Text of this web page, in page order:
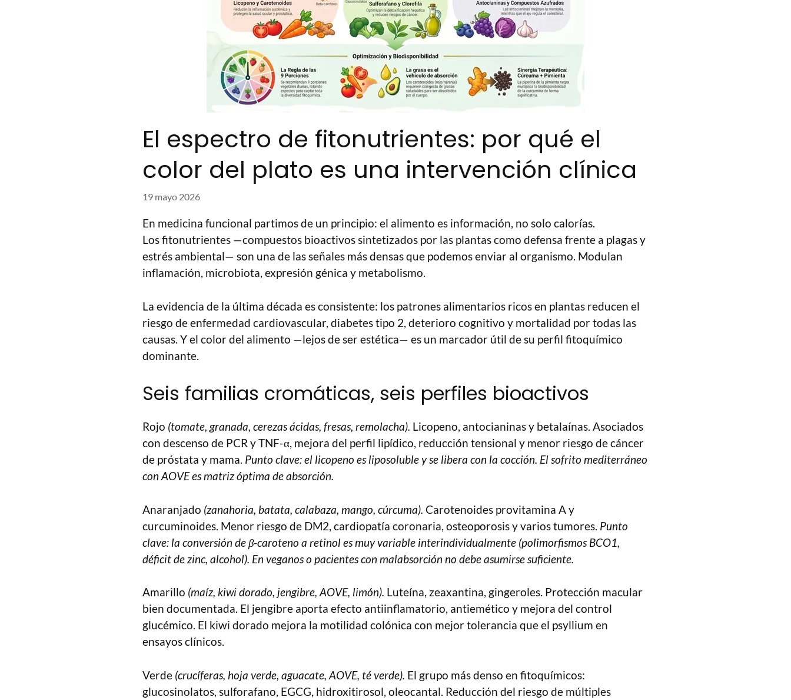
El espectro de fitonutrientes: por qué el
color del plato es una intervención clínica
19 mayo 2026
En medicina funcional partimos de un principio: el alimento es información, no solo calorías.
Los fitonutrientes —compuestos bioactivos sintetizados por las plantas como defensa frente a plagas y
estrés ambiental— son una de las señales más densas que podemos enviar al organismo. Modulan
inflamación, microbiota, expresión génica y metabolismo.
La evidencia de la última década es consistente: los patrones alimentarios ricos en plantas reducen el
riesgo de enfermedad cardiovascular, diabetes tipo 2, deterioro cognitivo y mortalidad por todas las
causas. Y el color del alimento —lejos de ser estética— es un marcador útil de su perfil fitoquímico
dominante.
Seis familias cromáticas, seis perfiles bioactivos
Rojo (tomate, granada, cerezas ácidas, fresas, remolacha). Licopeno, antocianinas y betalaínas. Asociados
con descenso de PCR y TNF-α, mejora del perfil lipídico, reducción tensional y menor riesgo de cáncer
de próstata y mama. Punto clave: el licopeno es liposoluble y se libera con la cocción. El sofrito mediterráneo
con AOVE es matriz óptima de absorción.
Anaranjado (zanahoria, batata, calabaza, mango, cúrcuma). Carotenoides provitamina A y
curcuminoides. Menor riesgo de DM2, cardiopatía coronaria, osteoporosis y varios tumores. Punto
clave: la conversión de β-caroteno a retinol es muy variable interindividualmente (polimorfismos BCO1,
déficit de zinc, alcohol). En veganos o pacientes con malabsorción no debe asumirse suficiente.
Amarillo (maíz, kiwi dorado, jengibre, AOVE, limón). Luteína, zeaxantina, gingeroles. Protección macular
bien documentada. El jengibre aporta efecto antiinflamatorio, antiemético y mejora del control
glucémico. El kiwi dorado mejora la motilidad colónica con mejor tolerancia que el psyllium en
ensayos clínicos.
Verde (crucíferas, hoja verde, aguacate, AOVE, té verde). El grupo más denso en fitoquímicos:
glucosinolatos, sulforafano, EGCG, hidroxitirosol, oleocantal. Reducción del riesgo de múltiples